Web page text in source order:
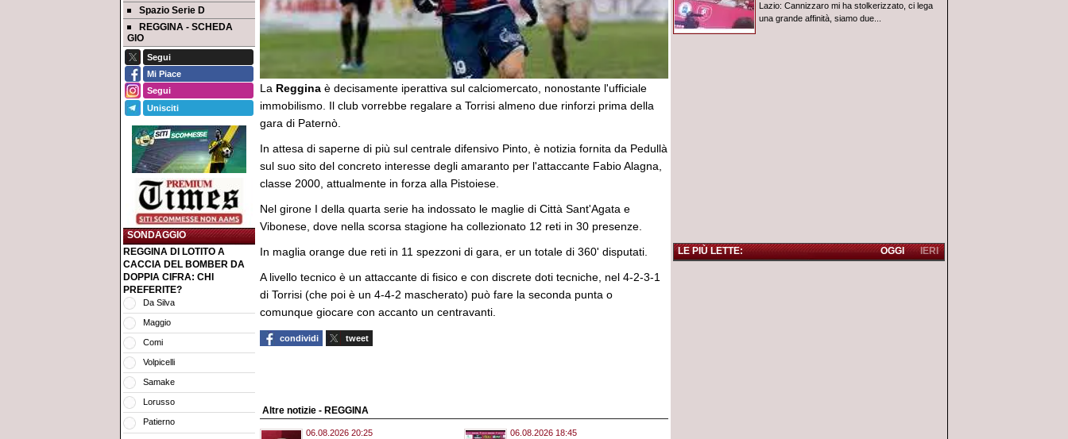
Spazio Serie D
REGGINA - SCHEDA
GIO
Segui
Mi Piace
Segui
Unisciti
SONDAGGIO
REGGINA DI LOTITO A
CACCIA DEL BOMBER DA
DOPPIA CIFRA: CHI
PREFERITE?
Da Silva
Maggio
Comi
Volpicelli
Samake
Lorusso
Patierno
La Reggina è decisamente iperattiva sul calciomercato, nonostante l'ufficiale
immobilismo. Il club vorrebbe regalare a Torrisi almeno due rinforzi prima della
gara di Paternò.
In attesa di saperne di più sul centrale difensivo Pinto, è notizia fornita da Pedullà
sul suo sito del concreto interesse degli amaranto per l'attaccante Fabio Alagna,
classe 2000, attualmente in forza alla Pistoiese.
Nel girone I della quarta serie ha indossato le maglie di Città Sant'Agata e
Vibonese, dove nella scorsa stagione ha collezionato 12 reti in 30 presenze.
In maglia orange due reti in 11 spezzoni di gara, er un totale di 360' disputati.
A livello tecnico è un attaccante di fisico e con discrete doti tecniche, nel 4-2-3-1
di Torrisi (che poi è un 4-4-2 mascherato) può fare la seconda punta o
comunque giocare con accanto un centravanti.
condividi tweet
Altre notizie - REGGINA
06.08.2026 20:25 06.08.2026 18:45
Lazio: Cannizzaro mi ha stolkerizzato, ci lega
una grande affinità, siamo due...
LE PIÙ LETTE: IERI
OGGI